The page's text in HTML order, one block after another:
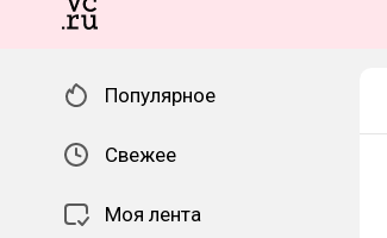
Популярное
Свежее
Моя лента